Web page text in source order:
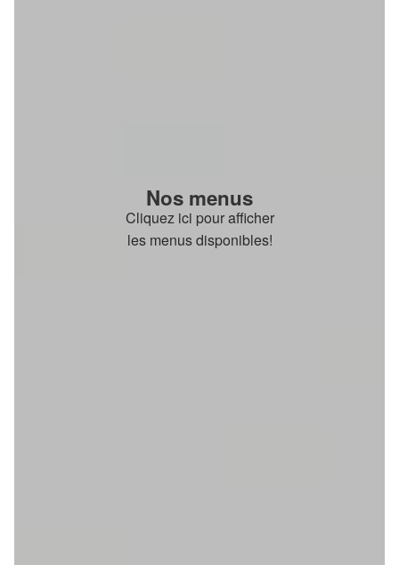
Nos menus
Cliquez ici pour afficher
les menus disponibles!